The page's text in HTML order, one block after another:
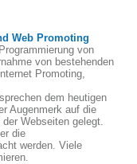
Web Promoting
von
von bestehenden
Promoting,
dem heutigen
Augenmerk auf die
Webseiten gelegt.
die
werden. Viele